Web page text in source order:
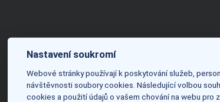
Nastavení soukromí
Webové stránky používají k poskytování služeb,
návštěvnosti soubory cookies. Následující volbou
cookies a použití údajů o vašem chování na webu pro